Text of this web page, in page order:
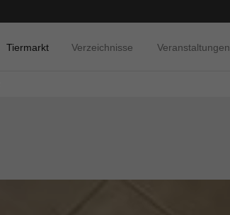
Tiermarkt Verzeichnisse Veranstaltungen